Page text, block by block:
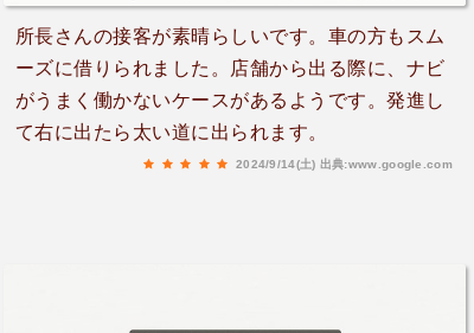
所長さんの接客が素晴らしいです。車の方もスム
ーズに借りられました。店舗から出る際に、ナビ
がうまく働かないケースがあるようです。発進し
て右に出たら太い道に出られます。
2024/9/14(土) 出典:www.google.com